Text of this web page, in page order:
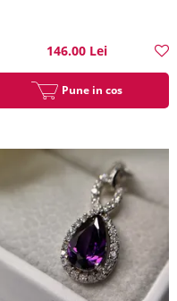
146.00 Lei
Pune in cos